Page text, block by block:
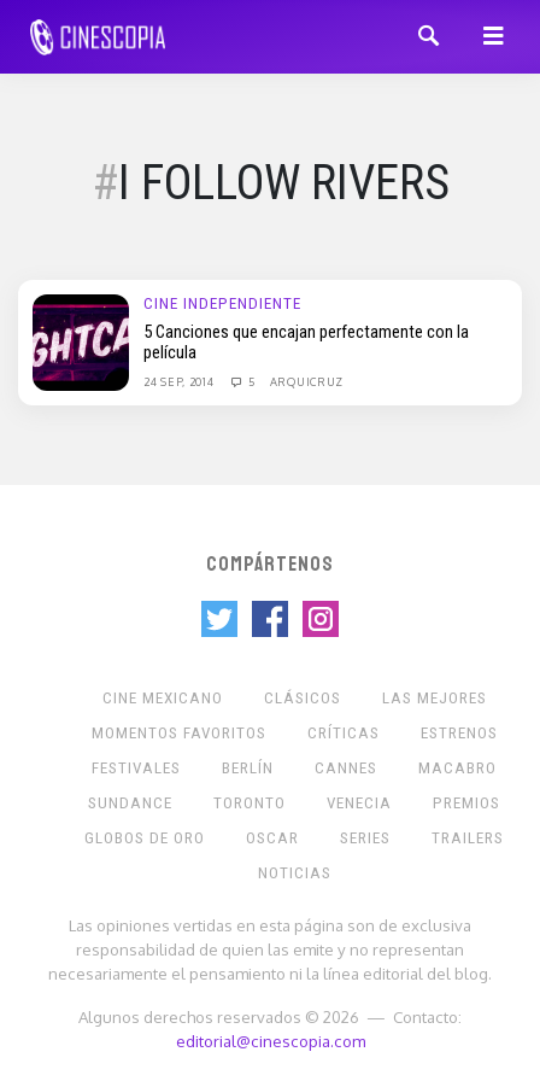
I FOLLOW RIVERS
CINE INDEPENDIENTE
5 Canciones que encajan perfectamente con la
película
24 SEP, 2014 5 ARQUICRUZ
COMPÁRTENOS
CINE MEXICANO CLÁSICOS
LAS MEJORES
MOMENTOS FAVORITOS
CRÍTICAS
ESTRENOS
FESTIVALES
BERLÍN CANNES
MACABRO
SUNDANCE
TORONTO VENECIA
PREMIOS
GLOBOS DE ORO
OSCAR SERIES
TRAILERS
NOTICIAS
Las opiniones vertidas en esta página son de exclusiva
responsabilidad de quien las emite y no representan
necesariamente el pensamiento ni la línea editorial del blog.
Algunos derechos reservados © 2026 — Contacto:
editorial@cinescopia.com